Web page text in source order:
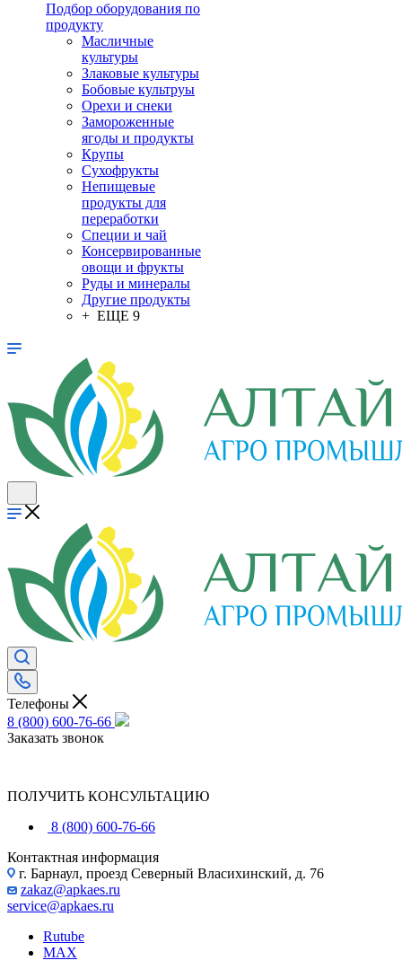
Подбор оборудования по
продукту
Масличные
культуры
Злаковые культуры
Бобовые культруы
Орехи и снеки
Замороженные
ягоды и продукты
Крупы
Сухофрукты
Непищевые
продукты для
переработки
Специи и чай
Консервированные
овощи и фрукты
Руды и минералы
Другие продукты
+ ЕЩЕ 9
Телефоны
8 (800) 600-76-66
Заказать звонок
ПОЛУЧИТЬ КОНСУЛЬТАЦИЮ
8 (800) 600-76-66
Контактная информация
г. Барнаул, проезд Северный Власихинский, д. 76
zakaz@apkaes.ru
service@apkaes.ru
Rutube
MAX